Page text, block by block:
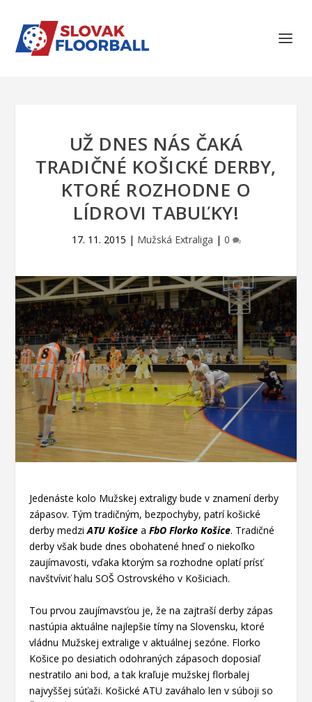
UŽ DNES NÁS ČAKÁ
TRADIČNÉ KOŠICKÉ DERBY,
KTORÉ ROZHODNE O
LÍDROVI TABUĽKY!
17. 11. 2015 | Mužská Extraliga | 0
Jedenáste kolo Mužskej extraligy bude v znamení derby
zápasov. Tým tradičným, bezpochyby, patrí košické
derby medziATU Košice aFbO Florko Košice. Tradičné
derby však bude dnes obohatené hneď o niekoľko
zaujímavosti, vďaka ktorým sa rozhodne oplatí prísť
navštvíviť halu SOŠ Ostrovského v Košiciach.
Tou prvou zaujímavsťou je, že na zajtraší derby zápas
nastúpia aktuálne najlepšie tímy na Slovensku, ktoré
vládnu Mužskej extralige v aktuálnej sezóne. Florko
Košice po desiatich odohraných zápasoch doposiaľ
nestratilo ani bod, a tak kraľuje mužskej florbalej
najvyššej súťaži. Košické ATU zaváhalo len v súboji so